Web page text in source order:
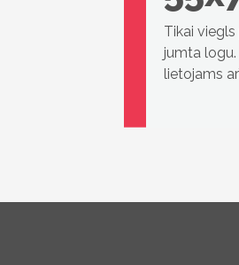
Tikai
jumta
lietojams